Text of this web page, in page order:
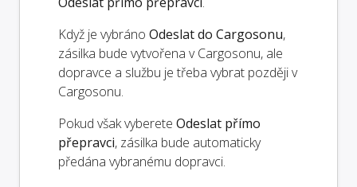
Když je vybráno Odeslat do Cargosonu,
zásilka bude vytvořena v Cargosonu, ale
dopravce a službu je třeba vybrat později v
Cargosonu.
Pokud však vyberete Odeslat přímo
přepravci, zásilka bude automaticky
předána vybranému dopravci.